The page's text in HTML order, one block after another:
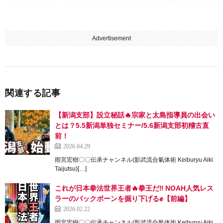
Advertisement
関連する記事
【新潟支部】設立秘話🔥宗家と太島指導員の出会い
とは？5.5新潟単独セミナー/5.6新潟支部初稽古直
前！
2026.04.29
雨宮宏樹〇〇伝承チャンネル(影武流合氣体術 Keiburyu Aiki
Taijutsu)[…]
これが日本拳法世界王者🔥拳王だ‼︎ NOAH人気レス
ラーのバックボーンを掘り下げる✊【前編】
2026.02.22